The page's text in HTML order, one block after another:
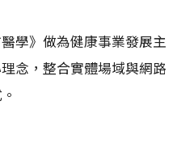
學》做為健康事業發展主
念，整合實體場域與網路